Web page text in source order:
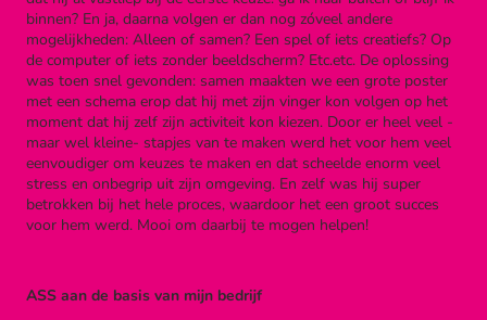
binnen? En ja, daarna volgen er dan nog zóveel andere
mogelijkheden: Alleen of samen? Een spel of iets creatiefs? Op
de computer of iets zonder beeldscherm? Etc.etc. De oplossing
was toen snel gevonden: samen maakten we een grote poster
met een schema erop dat hij met zijn vinger kon volgen op het
moment dat hij zelf zijn activiteit kon kiezen. Door er heel veel -
maar wel kleine- stapjes van te maken werd het voor hem veel
eenvoudiger om keuzes te maken en dat scheelde enorm veel
stress en onbegrip uit zijn omgeving. En zelf was hij super
betrokken bij het hele proces, waardoor het een groot succes
voor hem werd. Mooi om daarbij te mogen helpen!
ASS aan de basis van mijn bedrijf